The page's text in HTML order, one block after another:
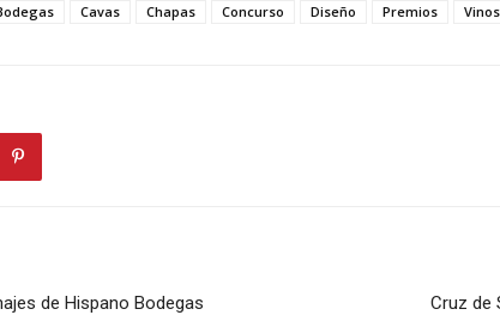
Cavas Chapas Concurso Diseño Premios Vinos
de Hispano Bodegas
Cruz de